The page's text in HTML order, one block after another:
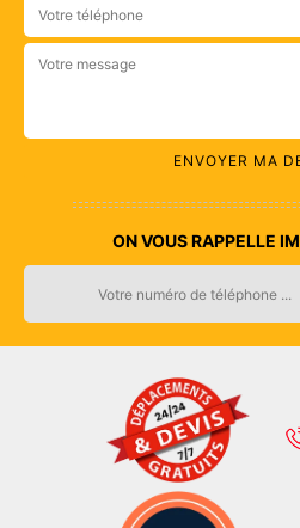
ON VOUS RAPPELLE